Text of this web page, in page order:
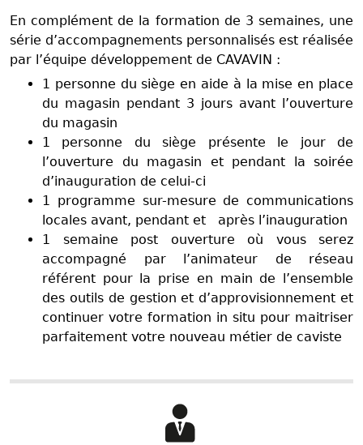
En complément de la formation de 3 semaines, une
série d’accompagnements personnalisés est réalisée
par l’équipe développement de CAVAVIN :
1 personne du siège en aide à la mise en place
du magasin pendant 3 jours avant l’ouverture
du magasin
1 personne du siège présente le jour de
l’ouverture du magasin et pendant la soirée
d’inauguration de celui-ci
1 programme sur-mesure de communications
locales avant, pendant et après l’inauguration
1 semaine post ouverture où vous serez
accompagné par l’animateur de réseau
référent pour la prise en main de l’ensemble
des outils de gestion et d’approvisionnement et
continuer votre formation in situ pour maitriser
parfaitement votre nouveau métier de caviste